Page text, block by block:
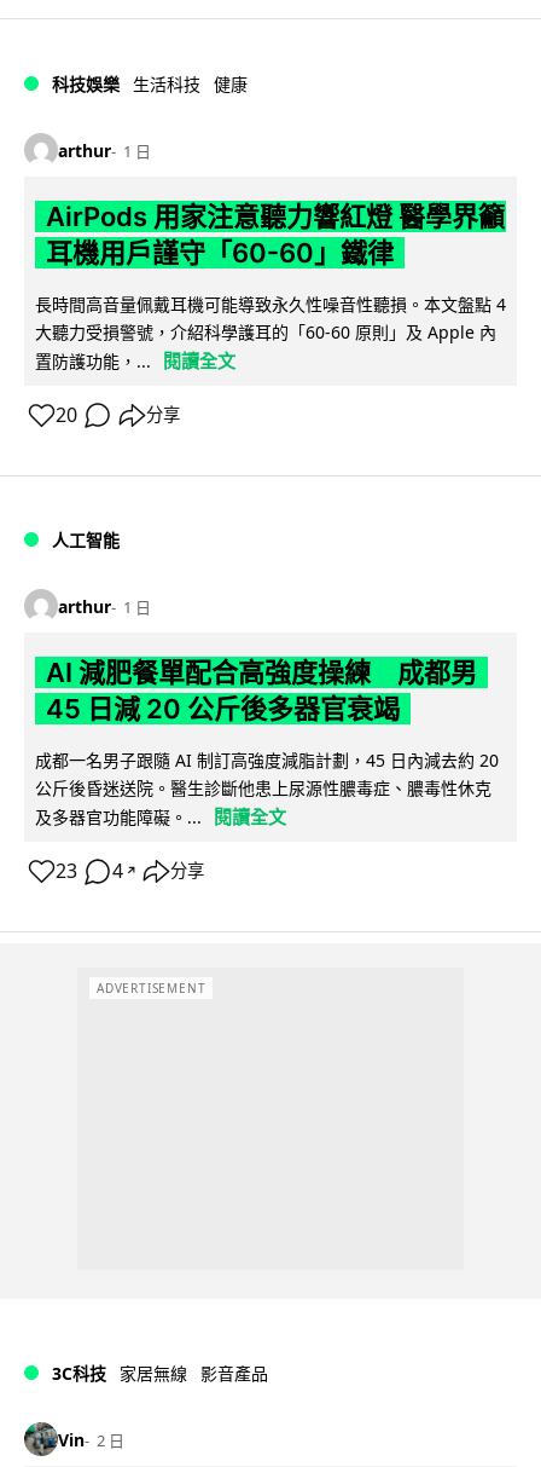
科技娛樂 生活科技 健康
arthur 1 日
AirPods 用家注意聽力響紅燈 醫學界籲
耳機用戶謹守「60-60」鐵律
長時間高音量佩戴耳機可能導致永久性噪音性聽損。本文盤點 4
大聽力受損警號，介紹科學護耳的「60-60 原則」及 Apple 內
置防護功能，...
閱讀全文
20 分享
人工智能
arthur 1 日
AI 減肥餐單配合高強度操練 成都男
45 日減 20 公斤後多器官衰竭
成都一名男子跟隨 AI 制訂高強度減脂計劃，45 日內減去約 20
公斤後昏迷送院。醫生診斷他患上尿源性膿毒症、膿毒性休克
及多器官功能障礙。...
閱讀全文
23 4 ↗ 分享
ADVERTISEMENT
3C科技 家居無線 影音產品
Vin 2 日